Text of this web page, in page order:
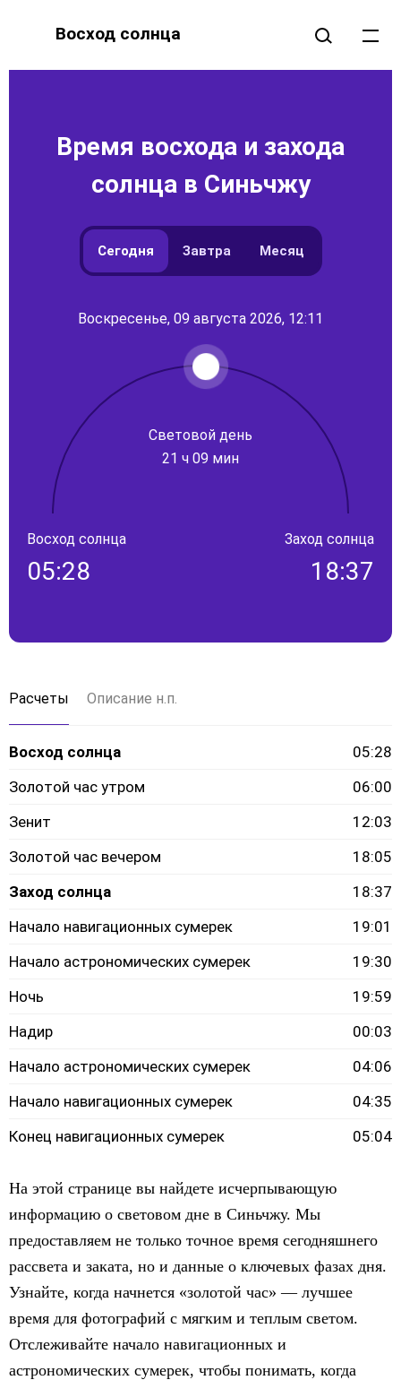
Восход солнца
Время восхода и захода
солнца в Синьчжу
Сегодня Завтра Месяц
Воскресенье, 09 августа 2026, 12:11
Световой день
21 ч 09 мин
Восход солнца
05:28
Заход солнца
18:37
Расчеты Описание н.п.
Восход солнца
05:28
Золотой час утром
06:00
Зенит
12:03
Золотой час вечером
18:05
Заход солнца
18:37
Начало навигационных сумерек
19:01
Начало астрономических сумерек
19:30
Ночь
19:59
Надир
00:03
Начало астрономических сумерек
04:06
Начало навигационных сумерек
04:35
Конец навигационных сумерек
05:04
На этой странице вы найдете исчерпывающую
информацию о световом дне в Синьчжу. Мы
предоставляем не только точное время сегодняшнего
рассвета и заката, но и данные о ключевых фазах дня.
Узнайте, когда начнется «золотой час» — лучшее
время для фотографий с мягким и теплым светом.
Отслеживайте начало навигационных и
астрономических сумерек, чтобы понимать, когда